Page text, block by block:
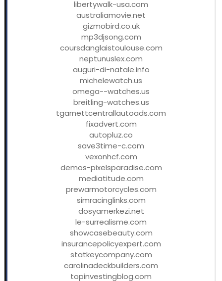
libertywalk-usa.com
australiamovie.net
gizmobird.co.uk
mp3djsong.com
coursdanglaistoulouse.com
neptunuslex.com
auguri-di-natale.info
michelewatch.us
omega--watches.us
breitling-watches.us
tgarnettcentrallautoads.com
fixadvert.com
autopluz.co
save3time-c.com
vexonhcf.com
demos-pixelsparadise.com
mediatitude.com
prewarmotorcycles.com
simracinglinks.com
dosyamerkezi.net
le-surrealisme.com
showcasebeauty.com
insurancepolicyexpert.com
statkeycompany.com
carolinadeckbuilders.com
topinvestingblog.com